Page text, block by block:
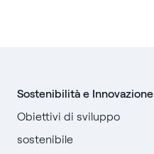
Sostenibilità e Innovazione
Obiettivi di sviluppo
sostenibile